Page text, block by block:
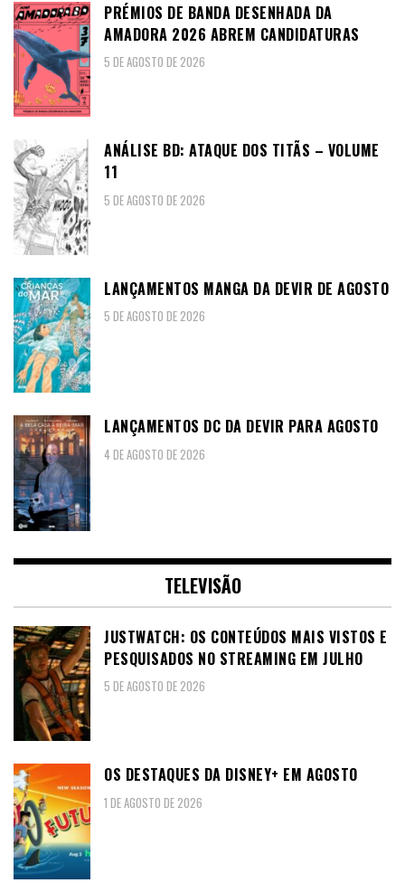
PRÉMIOS DE BANDA DESENHADA DA
AMADORA 2026 ABREM CANDIDATURAS
5 DE AGOSTO DE 2026
ANÁLISE BD: ATAQUE DOS TITÃS – VOLUME
11
5 DE AGOSTO DE 2026
LANÇAMENTOS MANGA DA DEVIR DE AGOSTO
5 DE AGOSTO DE 2026
LANÇAMENTOS DC DA DEVIR PARA AGOSTO
4 DE AGOSTO DE 2026
TELEVISÃO
JUSTWATCH: OS CONTEÚDOS MAIS VISTOS E
PESQUISADOS NO STREAMING EM JULHO
5 DE AGOSTO DE 2026
OS DESTAQUES DA DISNEY+ EM AGOSTO
1 DE AGOSTO DE 2026